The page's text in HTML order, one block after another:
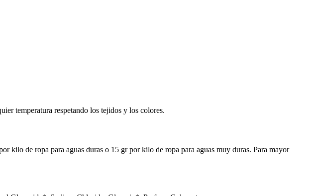
temperatura respetando los tejidos y los colores.
kilo de ropa para aguas duras o 15 gr por kilo de ropa para aguas muy duras. Para mayor